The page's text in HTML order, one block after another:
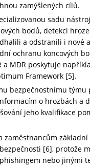
zamýšlených cílů.
sadu
bodů, detekci
a odstranili i nové
ochranu koncových
a MDR poskytuje
Framework [5].
bezpečnostnímu týmu
o hrozbách a
jeho kvalifikace
zaměstnancům základní
[6], protože
nebo jinými